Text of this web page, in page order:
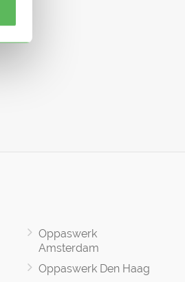
Oppaswerk
Amsterdam
Oppaswerk Den Haag